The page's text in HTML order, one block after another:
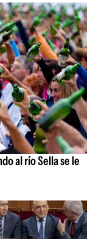
al río Sella se le